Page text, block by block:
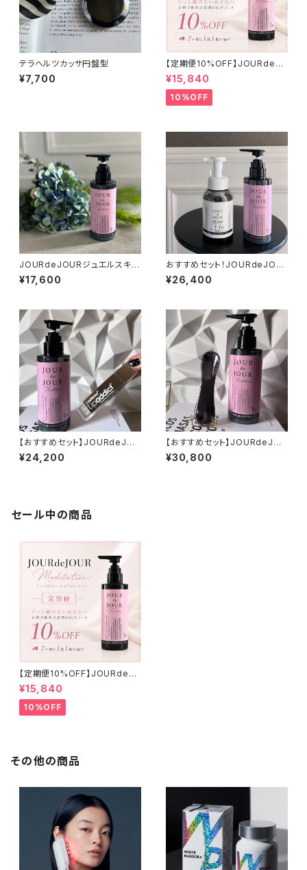
テラヘルツカッサ円盤型
¥7,700
【定期便10%OFF】JOURdeJ
OURジュエルスキンメディテー
ションゲル(オールインワン美容
液)
¥15,840
10%OFF
JOURdeJOURジュエルスキン
メディテーションゲル320g
¥17,600
おすすめセット！JOURdeJOU
Rメディテーションゲル＆クレン
ジングセット
¥26,400
【おすすめセット】JOURdeJOU
¥24,200
【おすすめセット】JOURdeJOU
Rゲル&テラヘルツかっさデュア
ルカーブ
¥30,800
セール中の商品
【定期便10%OFF】JOURdeJ
OURジュエルスキンメディテー
ションゲル(オールインワン美容
液)
¥15,840
10%OFF
その他の商品